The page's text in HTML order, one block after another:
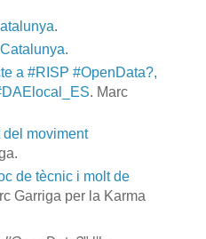
.
.
a #RISP #OpenData?,
. Marc
del moviment
de tècnic i molt de
Garriga per la Karma